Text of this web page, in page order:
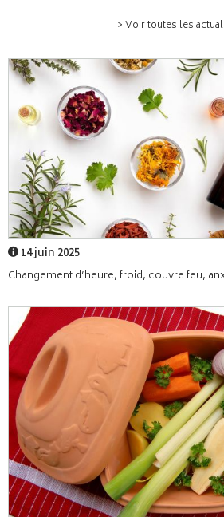
> Voir toutes les
14 juin 2025
Changement d’heure, froid, couvre feu,